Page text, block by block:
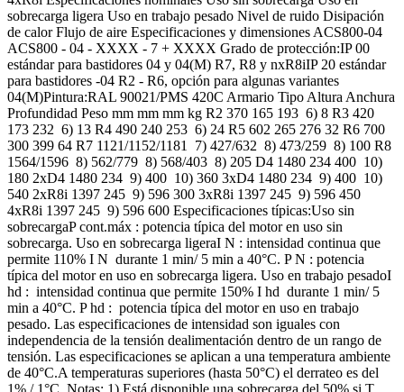
sobrecarga ligera Uso en trabajo pesado Nivel de ruido Disipación
de calor Flujo de aire Especificaciones y dimensiones ACS800-04
ACS800 - 04 - XXXX - 7 + XXXX Grado de protección:IP 00
estándar para bastidores 04 y 04(M) R7, R8 y nxR8iIP 20 estándar
para bastidores -04 R2 - R6, opción para algunas variantes
04(M)Pintura:RAL 90021/PMS 420C Armario Tipo Altura Anchura
Profundidad Peso mm mm mm kg R2 370 165 193 6) 8 R3 420
173 232 6) 13 R4 490 240 253 6) 24 R5 602 265 276 32 R6 700
300 399 64 R7 1121/1152/1181 7) 427/632 8) 473/259 8) 100 R8
1564/1596 8) 562/779 8) 568/403 8) 205 D4 1480 234 400 10)
180 2xD4 1480 234 9) 400 10) 360 3xD4 1480 234 9) 400 10)
540 2xR8i 1397 245 9) 596 300 3xR8i 1397 245 9) 596 450
4xR8i 1397 245 9) 596 600 Especificaciones típicas:Uso sin
sobrecargaP cont.máx : potencia típica del motor en uso sin
sobrecarga. Uso en sobrecarga ligeraI N : intensidad continua que
permite 110% I N durante 1 min/ 5 min a 40°C. P N : potencia
típica del motor en uso en sobrecarga ligera. Uso en trabajo pesadoI
hd : intensidad continua que permite 150% I hd durante 1 min/ 5
min a 40°C. P hd : potencia típica del motor en uso en trabajo
pesado. Las especificaciones de intensidad son iguales con
independencia de la tensión dealimentación dentro de un rango de
tensión. Las especificaciones se aplican a una temperatura ambiente
de 40°C.A temperaturas superiores (hasta 50°C) el derrateo es del